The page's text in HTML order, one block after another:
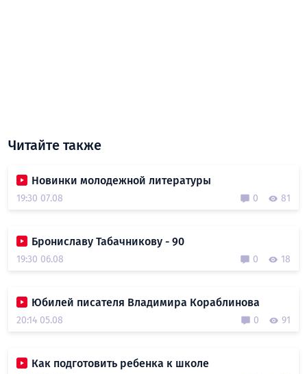
Читайте также
Новинки молодежной литературы
19:30 07.08 0 81
Брониславу Табачникову - 90
19:30 06.08 0 18
Юбилей писателя Владимира Кораблинова
20:14 05.08 0 91
Как подготовить ребенка к школе